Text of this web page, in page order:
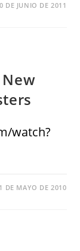
DE JUNIO DE 2011
watch?
DE MAYO DE 2010